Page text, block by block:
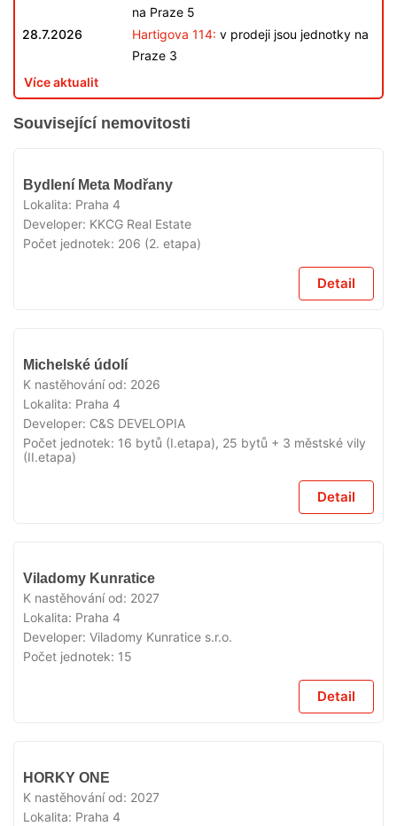
na Praze 5
28.7.2026
Hartigova 114: v prodeji jsou jednotky na
Praze 3
Více aktualit
Související nemovitosti
Bydlení Meta Modřany
Lokalita: Praha 4
Developer: KKCG Real Estate
Počet jednotek: 206 (2. etapa)
Detail
Michelské údolí
K nastěhování od: 2026
Lokalita: Praha 4
Developer: C&S DEVELOPIA
Počet jednotek: 16 bytů (I.etapa), 25 bytů + 3 městské vily
(II.etapa)
Detail
Viladomy Kunratice
K nastěhování od: 2027
Lokalita: Praha 4
Developer: Viladomy Kunratice s.r.o.
Počet jednotek: 15
Detail
HORKY ONE
K nastěhování od: 2027
Lokalita: Praha 4